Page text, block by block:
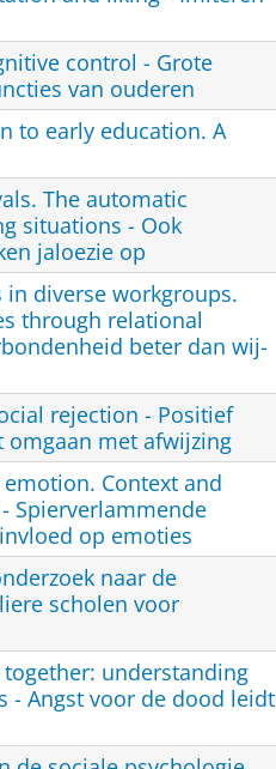
control - Grote
van ouderen
to early education. A
The automatic
situations - Ook
jaloezie op
diverse workgroups.
through relational
beter dan wij-
rejection - Positief
met afwijzing
Context and
Spierverlammende
op emoties
naar de
scholen voor
together: understanding
- Angst voor de dood leidt